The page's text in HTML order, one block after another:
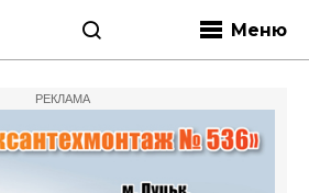
Меню
РЕКЛАМА